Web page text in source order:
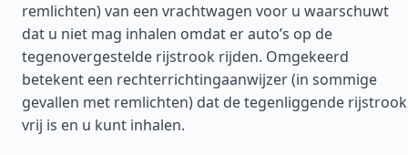
remlichten) van een vrachtwagen voor u waarschuwt
dat u niet mag inhalen omdat er auto’s op de
tegenovergestelde rijstrook rijden. Omgekeerd
betekent een rechterrichtingaanwijzer (in sommige
gevallen met remlichten) dat de tegenliggende rijstrook
vrij is en u kunt inhalen.